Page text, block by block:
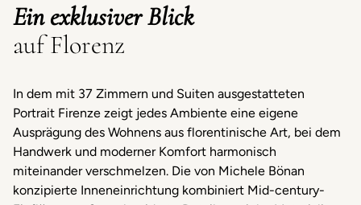
Ein exklusiver Blick
auf Florenz
In dem mit 37 Zimmern und Suiten ausgestatteten
Portrait Firenze zeigt jedes Ambiente eine eigene
Ausprägung des Wohnens aus florentinische Art, bei dem
Handwerk und moderner Komfort harmonisch
miteinander verschmelzen. Die von Michele Bönan
konzipierte Inneneinrichtung kombiniert Mid-century-